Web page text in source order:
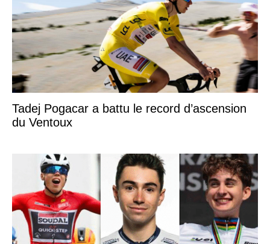
Tadej Pogacar a battu le record d’ascension
du Ventoux